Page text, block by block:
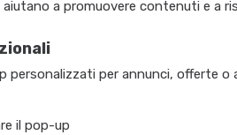
a promuovere contenuti e a
personalizzati per annunci, offerte o
il pop-up